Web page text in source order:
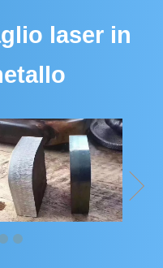
laser in